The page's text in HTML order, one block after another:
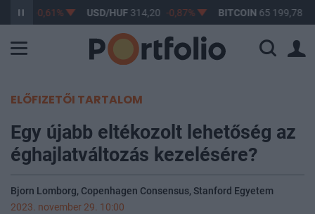
-0,61% USD/HUF314,20 -0,87% BITCOIN65 199,78
ELŐFIZETŐI TARTALOM
Egy újabb eltékozolt lehetőség az
éghajlatváltozás kezelésére?
Bjorn Lomborg, Copenhagen Consensus, Stanford Egyetem
2023. november 29. 10:00